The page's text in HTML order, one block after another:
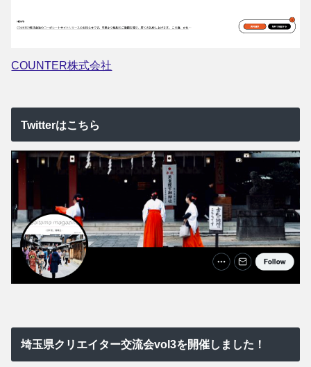
COUNTER株式会社
Twitterはこちら
埼玉県クリエイター交流会vol3を開催しました！